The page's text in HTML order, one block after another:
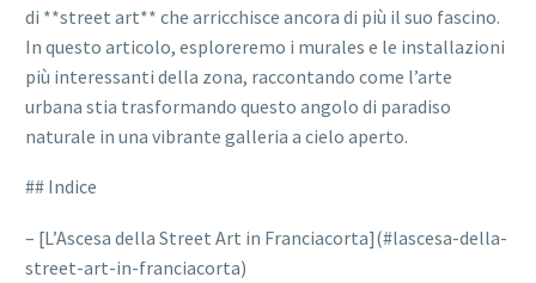
di **street art** che arricchisce ancora di più il suo fascino.
In questo articolo, esploreremo i murales e le installazioni
più interessanti della zona, raccontando come l’arte
urbana stia trasformando questo angolo di paradiso
naturale in una vibrante galleria a cielo aperto.
## Indice
– [L’Ascesa della Street Art in Franciacorta](#lascesa-della-
street-art-in-franciacorta)